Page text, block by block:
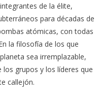
de la élite,
para décadas de
atómicas, con todas
la filosofía de los que
sea irremplazable,
grupos y los líderes que
callejón.